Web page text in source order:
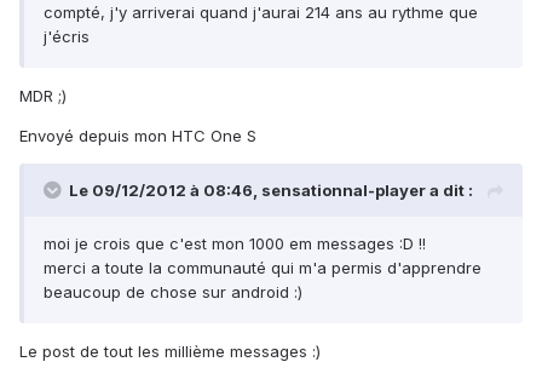
compté, j'y arriverai quand j'aurai 214 ans au rythme que
j'écris
MDR ;)
Envoyé depuis mon HTC One S
Le 09/12/2012 à 08:46, sensationnal-player a dit :
moi je crois que c'est mon 1000 em messages :D !!
merci a toute la communauté qui m'a permis d'apprendre
beaucoup de chose sur android :)
Le post de tout les millième messages :)